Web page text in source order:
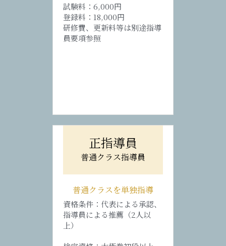
試験料：6,000円
登録料：18,000円
研修費、更新料等は別途指導
員要項参照
正指導員
普通クラス指導員
普通クラスを単独指導
資格条件：代表による承認、
指導員による推薦（2人以
上）